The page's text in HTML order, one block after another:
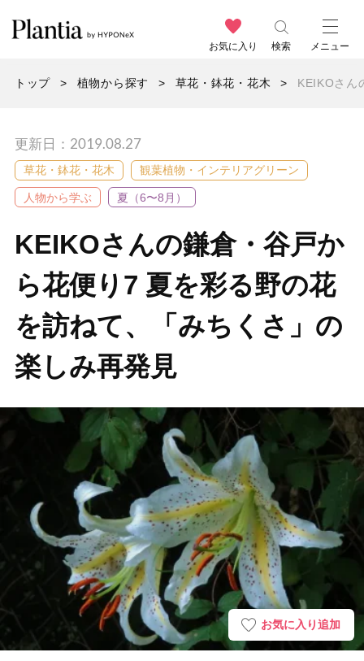
お気に入り 検索 メニュー
トップ 植物から探す 草花・鉢花・花木 KEIKOさん
更新日：2019.08.27
草花・鉢花・花木 観葉植物・インテリアグリーン
人物から学ぶ 夏（6〜8月）
KEIKOさんの鎌倉・谷戸か
ら花便り7 夏を彩る野の花
を訪ねて、「みちくさ」の
楽しみ再発見
お気に入り追加